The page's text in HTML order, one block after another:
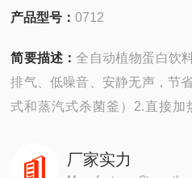
产品型号：0712
简要描述：全自动植物蛋白饮
排气、低噪音、安静无声，节
式和蒸汽式杀菌釜）2.直接加
污染。3.采用直接加热、间接
厂家实力